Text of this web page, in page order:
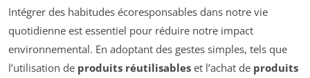
Intégrer des habitudes écoresponsables dans notre vie
quotidienne est essentiel pour réduire notre impact
environnemental. En adoptant des gestes simples, tels que
l’utilisation de produits réutilisables et l’achat de produits